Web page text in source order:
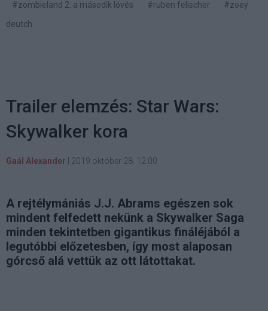
#zombieland 2: a második lövés #ruben felischer
#zoey
deutch
Trailer elemzés: Star Wars:
Skywalker kora
Gaál Alexander 2019 október 28. 12:00
A rejtélymániás J.J. Abrams egészen sok
mindent felfedett nekünk a Skywalker Saga
minden tekintetben gigantikus fináléjából a
legutóbbi előzetesben, így most alaposan
górcső alá vettük az ott látottakat.